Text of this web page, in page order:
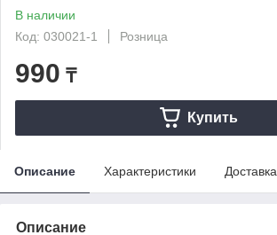
В наличии
Код: 030021-1
Розница
990 ₸
Купить
Описание Характеристики Доставка
Описание